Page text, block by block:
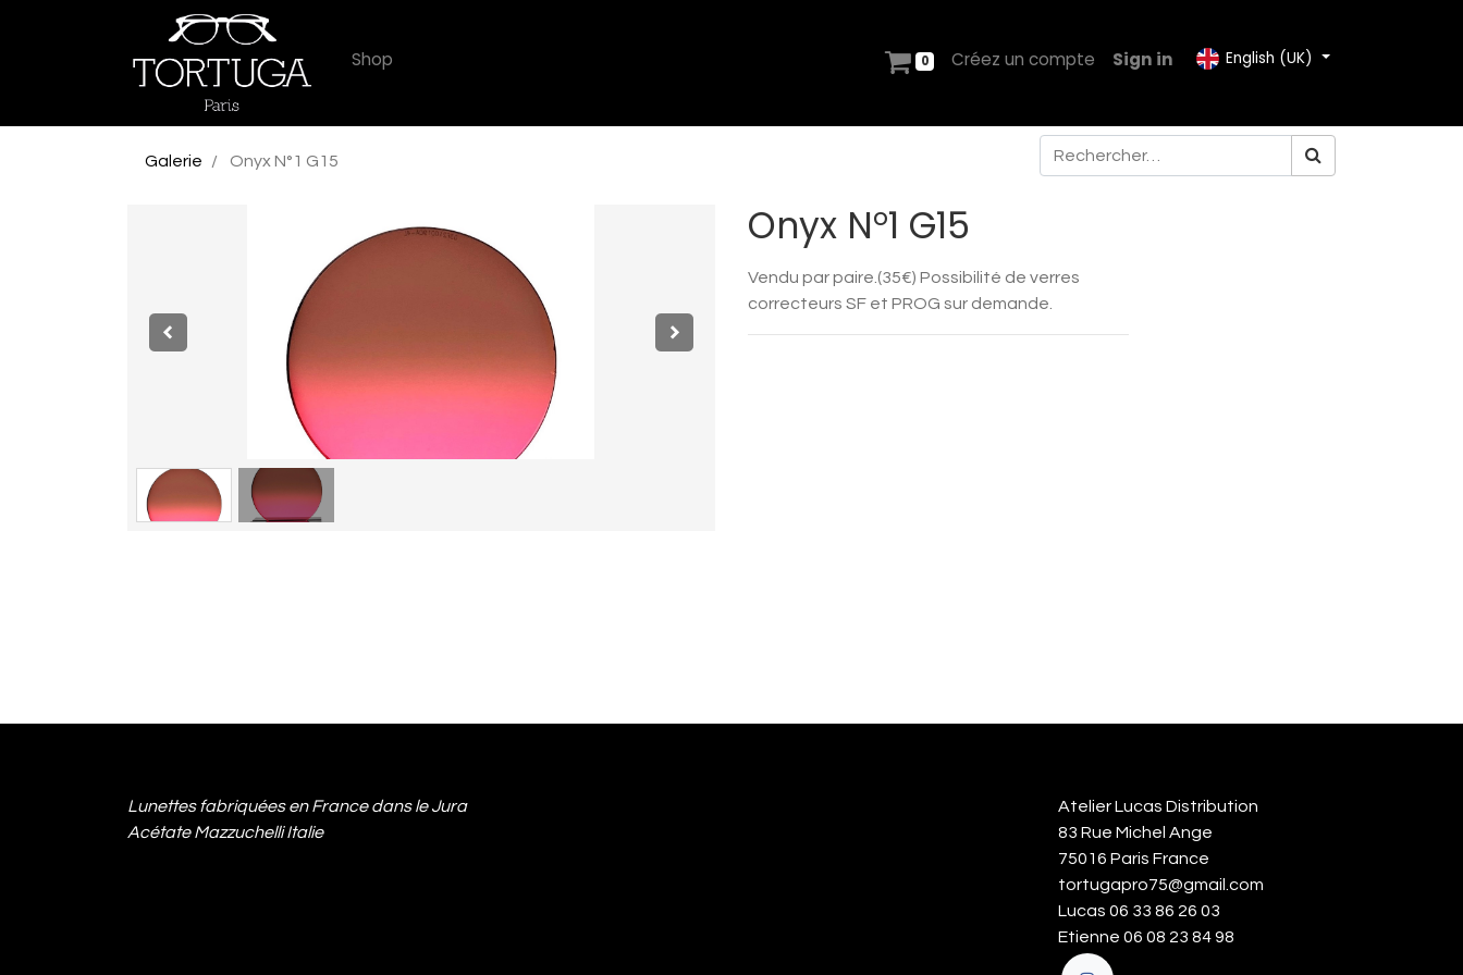
Shop 0 Créez un compte Sign in English (UK)
Galerie Onyx N°1 G15
Onyx N°1 G15
Vendu par paire.(35€) Possibilité de verres
correcteurs SF et PROG sur demande.
Lunettes fabriquées en France dans le Jura
Acétate Mazzuchelli Italie
Atelier Lucas Distribution
83 Rue Michel Ange
75016 Paris France
tortugapro75@gmail.com
Lucas 06 33 86 26 03
Etienne 06 08 23 84 98